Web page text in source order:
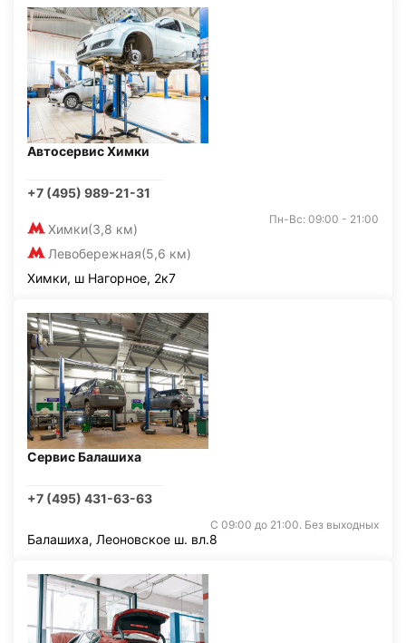
Автосервис Химки
+7 (495) 989-21-31
Химки(3,8 км)
Левобережная(5,6 км)
Пн-Вс: 09:00 - 21:00
Химки, ш Нагорное, 2к7
Сервис Балашиха
+7 (495) 431-63-63
С 09:00 до 21:00. Без выходных
Балашиха, Леоновское ш. вл.8